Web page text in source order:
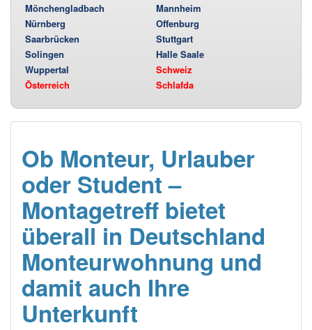
Mönchengladbach
Mannheim
Nürnberg
Offenburg
Saarbrücken
Stuttgart
Solingen
Halle Saale
Wuppertal
Schweiz
Österreich
Schlafda
Ob Monteur, Urlauber
oder Student –
Montagetreff bietet
überall in Deutschland
Monteurwohnung und
damit auch Ihre
Unterkunft